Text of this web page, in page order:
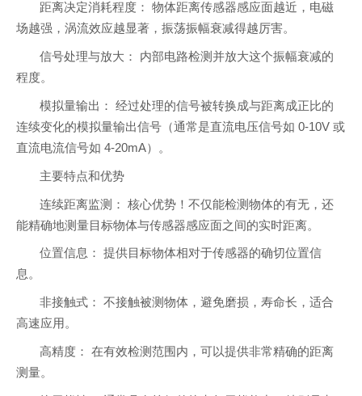
距离决定消耗程度： 物体距离传感器感应面越近，电磁
场越强，涡流效应越显著，振荡振幅衰减得越厉害。
信号处理与放大： 内部电路检测并放大这个振幅衰减的
程度。
模拟量输出： 经过处理的信号被转换成与距离成正比的
连续变化的模拟量输出信号（通常是直流电压信号如 0-10V 或
直流电流信号如 4-20mA）。
主要特点和优势
连续距离监测： 核心优势！不仅能检测物体的有无，还
能精确地测量目标物体与传感器感应面之间的实时距离。
位置信息： 提供目标物体相对于传感器的确切位置信
息。
非接触式： 不接触被测物体，避免磨损，寿命长，适合
高速应用。
高精度： 在有效检测范围内，可以提供非常精确的距离
测量。